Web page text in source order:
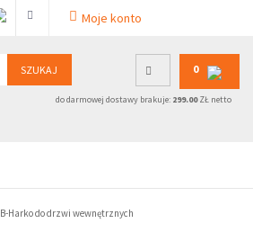
Moje konto
SZUKAJ 0
do darmowej dostawy brakuje: 299.00ZŁ netto
B-Harko do drzwi wewnętrznych